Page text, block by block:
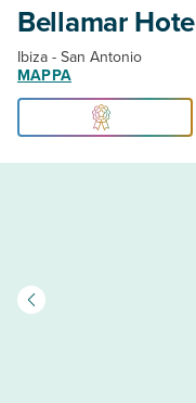
Bellamar
Ibiza - San Antonio
MAPPA